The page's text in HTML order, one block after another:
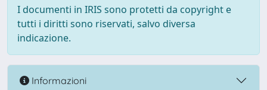
I documenti in IRIS sono protetti da copyright e
tutti i diritti sono riservati, salvo diversa
indicazione.
Informazioni